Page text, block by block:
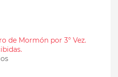
de Mormón por 3° Vez.